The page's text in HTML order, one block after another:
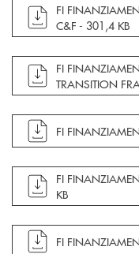
apre documento
FI
C&F - 301,4 KB
apre documento
FI
TRANSITION
apre documento
FI
apre documento
FI
KB
apre documento
FI